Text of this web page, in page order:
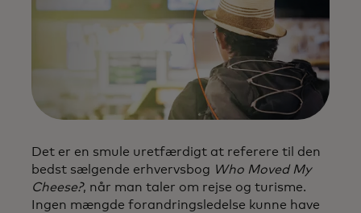
Det er en smule uretfærdigt at referere til den
bedst sælgende erhvervsbog Who Moved My
Cheese?, når man taler om rejse og turisme.
Ingen mængde forandringsledelse kunne have